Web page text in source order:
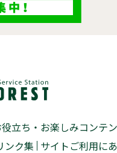
立ち・お楽しみコンテ
ンク集 サイトご利用に